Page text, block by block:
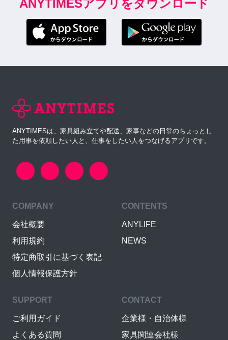
ANYTIMESアプリをダウンロード
ANYTIMESは、家具組み立てや配送、家事などの日常のちょっとし
た用事を依頼したい人と、仕事をしたい人をつなげるアプリです。
COMPANY
会社概要
利用規約
特定商取引に基づく表記
個人情報保護方針
CONTENTS
ANYLIFE
NEWS
SUPPORT
ご利用ガイド
よくある質問
CONTACT
企業様・自治体様
家具関連会社様